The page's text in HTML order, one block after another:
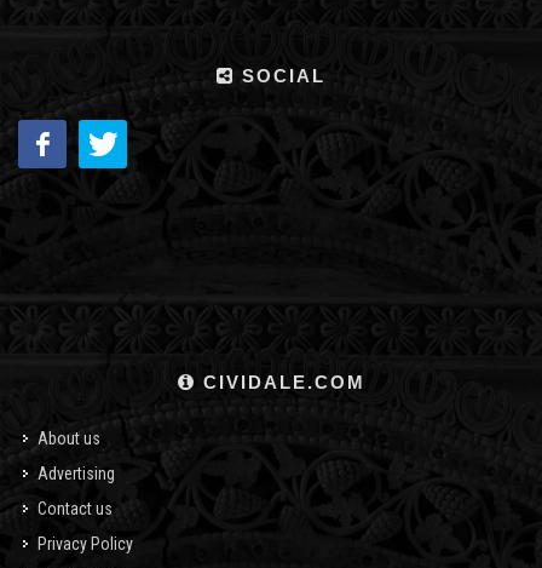
SOCIAL
CIVIDALE.COM
About us
Advertising
Contact us
Privacy Policy